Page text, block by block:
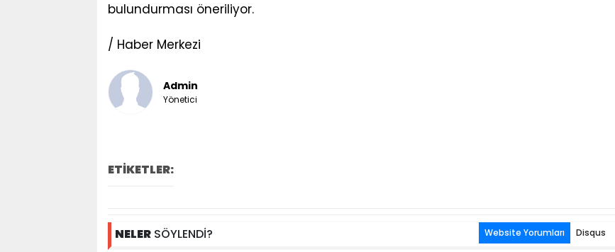
bulundurması öneriliyor.
/ Haber Merkezi
Admin
Yönetici
ETİKETLER:
NELERSÖYLENDİ? Website Yorumları Disqus